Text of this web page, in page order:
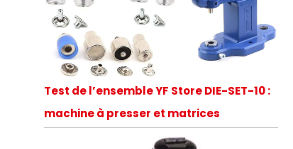
Test de l’ensemble YF Store DIE-SET-10 :
machine à presser et matrices